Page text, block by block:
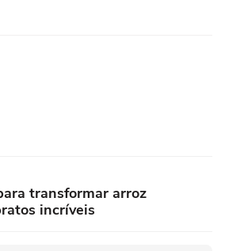
transformar arroz
incríveis